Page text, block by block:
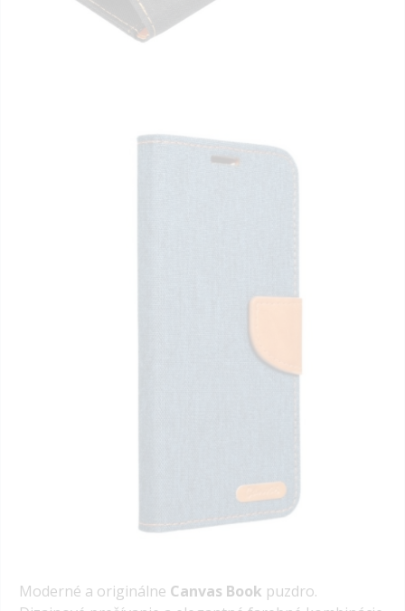
Moderné a originálne Canvas Book puzdro.